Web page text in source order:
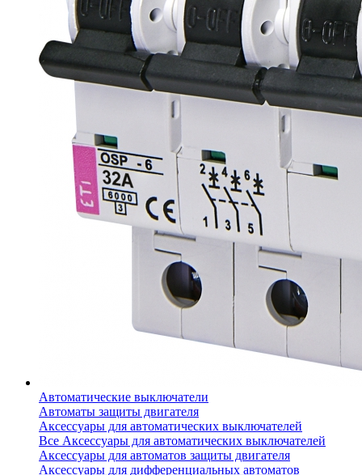
Автоматические выключатели
Автоматы защиты двигателя
Аксессуары для автоматических выключателей
Все Аксессуары для автоматических выключателей
Аксессуары для автоматов защиты двигателя
Аксессуары для дифференциальных автоматов